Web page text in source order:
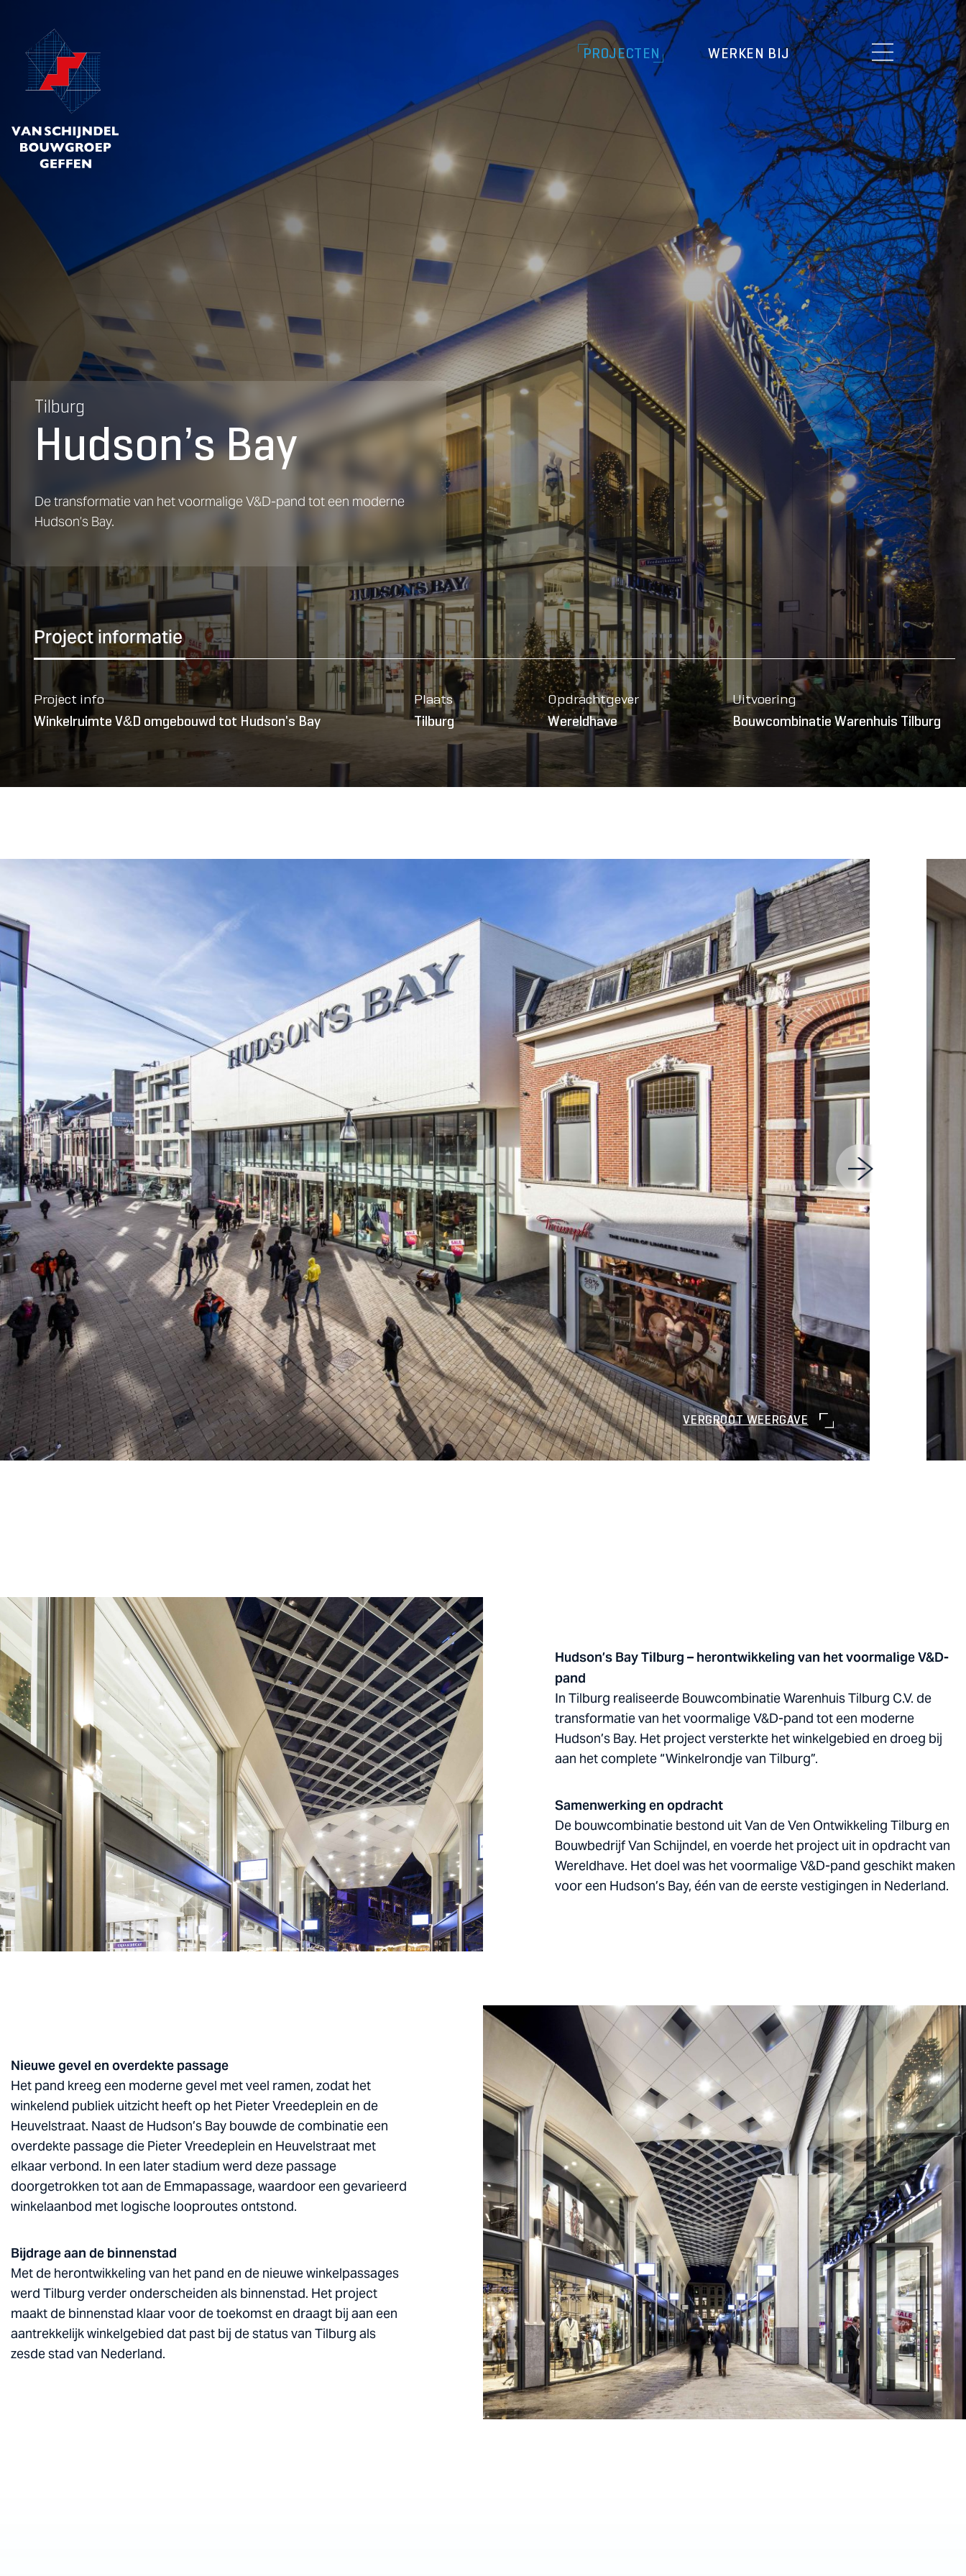
PROJECTEN WERKEN BIJ
Tilburg
Hudson’s Bay
De transformatie van het voormalige V&D-pand tot een moderne
Hudson’s Bay.
Project informatie
Project info
Winkelruimte V&D omgebouwd tot Hudson's Bay
Plaats
Tilburg
Opdrachtgever
Wereldhave
Uitvoering
Bouwcombinatie Warenhuis Tilburg
VERGROOT WEERGAVE
Hudson’s Bay Tilburg – herontwikkeling van het voormalige V&D-
pand
In Tilburg realiseerde Bouwcombinatie Warenhuis Tilburg C.V. de
transformatie van het voormalige V&D-pand tot een moderne
Hudson’s Bay. Het project versterkte het winkelgebied en droeg bij
aan het complete “Winkelrondje van Tilburg”.
Samenwerking en opdracht
De bouwcombinatie bestond uit Van de Ven Ontwikkeling Tilburg en
Bouwbedrijf Van Schijndel, en voerde het project uit in opdracht van
Wereldhave. Het doel was het voormalige V&D-pand geschikt maken
voor een Hudson’s Bay, één van de eerste vestigingen in Nederland.
Nieuwe gevel en overdekte passage
Het pand kreeg een moderne gevel met veel ramen, zodat het
winkelend publiek uitzicht heeft op het Pieter Vreedeplein en de
Heuvelstraat. Naast de Hudson’s Bay bouwde de combinatie een
overdekte passage die Pieter Vreedeplein en Heuvelstraat met
elkaar verbond. In een later stadium werd deze passage
doorgetrokken tot aan de Emmapassage, waardoor een gevarieerd
winkelaanbod met logische looproutes ontstond.
Bijdrage aan de binnenstad
Met de herontwikkeling van het pand en de nieuwe winkelpassages
werd Tilburg verder onderscheiden als binnenstad. Het project
maakt de binnenstad klaar voor de toekomst en draagt bij aan een
aantrekkelijk winkelgebied dat past bij de status van Tilburg als
zesde stad van Nederland.